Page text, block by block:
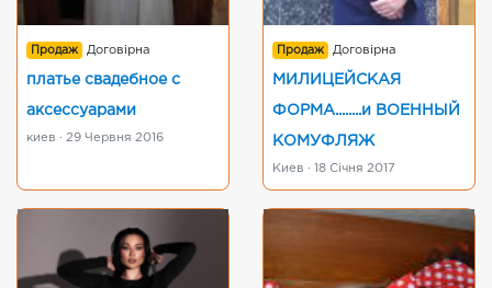
Продаж Договірна
платье свадебное с
аксессуарами
киев · 29 Червня 2016
Продаж Договірна
МИЛИЦЕЙСКАЯ
ФОРМА........и ВОЕННЫЙ
КОМУФЛЯЖ
Киев · 18 Січня 2017